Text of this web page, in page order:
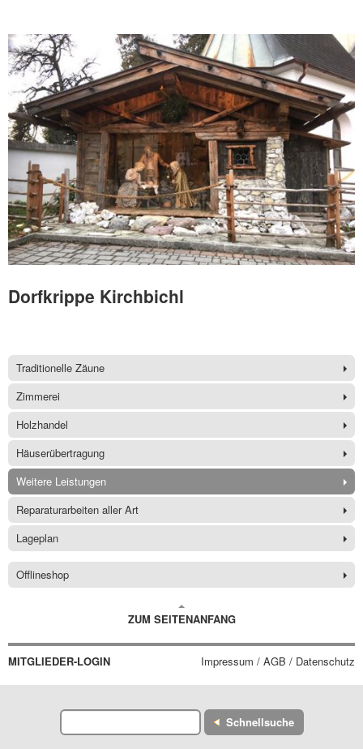
Dorfkrippe Kirchbichl
Traditionelle Zäune
Zimmerei
Holzhandel
Häuserübertragung
Weitere Leistungen
Reparaturarbeiten aller Art
Lageplan
Offlineshop
ZUM SEITENANFANG
MITGLIEDER-LOGIN Impressum / AGB / Datenschutz
Schnellsuche